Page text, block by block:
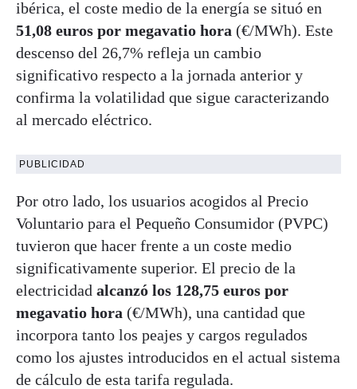
ibérica, el coste medio de la energía se situó en
51,08 euros por megavatio hora (€/MWh). Este
descenso del 26,7% refleja un cambio
significativo respecto a la jornada anterior y
confirma la volatilidad que sigue caracterizando
al mercado eléctrico.
PUBLICIDAD
Por otro lado, los usuarios acogidos al Precio
Voluntario para el Pequeño Consumidor (PVPC)
tuvieron que hacer frente a un coste medio
significativamente superior. El precio de la
electricidad alcanzó los 128,75 euros por
megavatio hora (€/MWh), una cantidad que
incorpora tanto los peajes y cargos regulados
como los ajustes introducidos en el actual sistema
de cálculo de esta tarifa regulada.